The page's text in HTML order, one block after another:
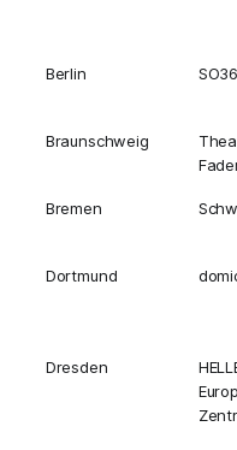
Berlin SO36
Braunschweig
Bremen
Dortmund
Dresden